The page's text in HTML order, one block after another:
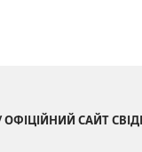
ОФІЦІЙНИЙ САЙТ